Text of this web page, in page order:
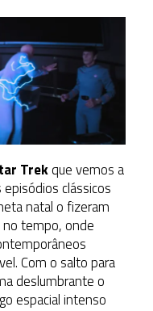
Trekque vemos a
clássicos
natal o fizeram
tempo, onde
Com o salto para
deslumbrante o
espacial intenso